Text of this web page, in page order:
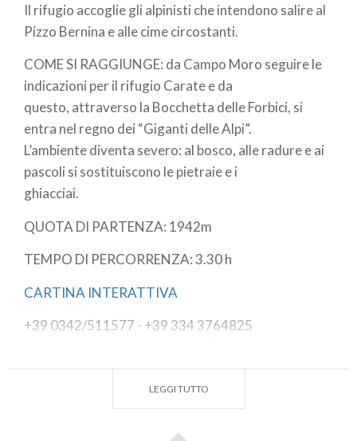
Il rifugio accoglie gli alpinisti che intendono salire al
Pizzo Bernina e alle cime circostanti.
COME SI RAGGIUNGE: da Campo Moro seguire le
indicazioni per il rifugio Carate e da
questo, attraverso la Bocchetta delle Forbici, si
entra nel regno dei “Giganti delle Alpi”.
L’ambiente diventa severo: al bosco, alle radure e ai
pascoli si sostituiscono le pietraie e i
ghiacciai.
QUOTA DI PARTENZA: 1942m
TEMPO DI PERCORRENZA: 3.30 h
CARTINA INTERATTIVA
+39 0342/511577 - +39 334 3764825
LEGGI TUTTO